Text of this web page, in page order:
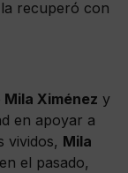
recuperó con
Mila Ximénez y
en apoyar a
vividos, Mila
el pasado,